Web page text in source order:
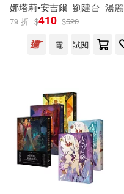
家電(2479) 保
設計文具(2346)
日用清潔(400)
休閒生活(1404)
（英）柯南·道爾
（印）泰戈爾(165)
（丹）安徒生(159)
笑江南(149)
出版社 (可複選)
Universal(1318)
SONY MUSIC(1310)
娜塔莉•安吉爾 劉建台 湯
79 折 $410 $520
電
試閱